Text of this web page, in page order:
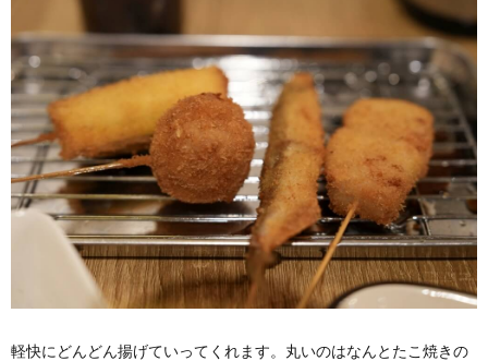
軽快にどんどん揚げていってくれます。丸いのはなんとたこ焼きの